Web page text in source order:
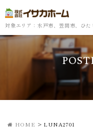
対象エリア：水戸市、笠間市、ひた
HOME > LUNA2701